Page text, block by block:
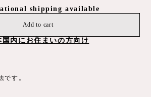
shipping available
Add to cart
国内にお住まいの方向け
です。